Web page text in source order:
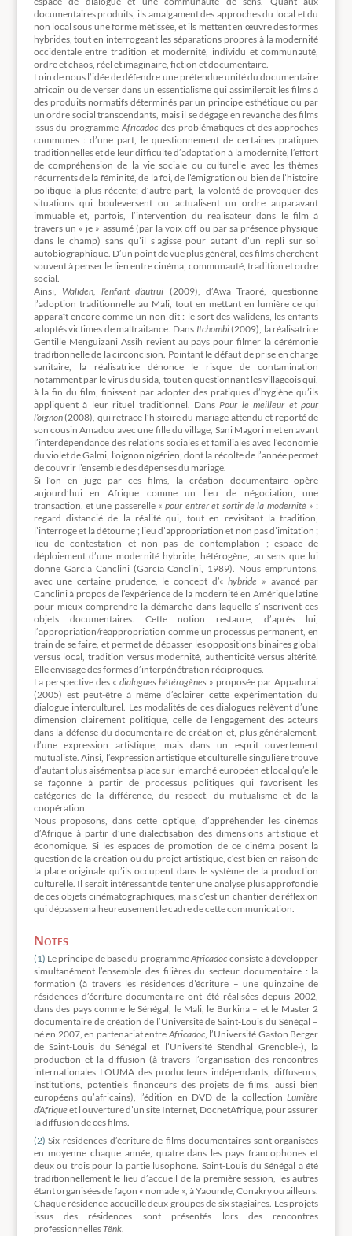
documentaires produits, ils amalgament des approches du local et du
non local sous une forme métissée, et ils mettent en œuvre des formes
hybrides, tout en interrogeant les séparations propres à la modernité
occidentale entre tradition et modernité, individu et communauté,
ordre et chaos, réel et imaginaire, fiction et documentaire.
Loin de nous l’idée de défendre une prétendue unité du documentaire
africain ou de verser dans un essentialisme qui assimilerait les films à
des produits normatifs déterminés par un principe esthétique ou par
un ordre social transcendants, mais il se dégage en revanche des films
issus du programmeAfricadoc des problématiques et des approches
communes : d’une part, le questionnement de certaines pratiques
traditionnelles et de leur difficulté d’adaptation à la modernité, l’effort
de compréhension de la vie sociale ou culturelle avec les thèmes
récurrents de la féminité, de la foi, de l’émigration ou bien de l’histoire
politique la plus récente; d’autre part, la volonté de provoquer des
situations qui bouleversent ou actualisent un ordre auparavant
immuable et, parfois, l’intervention du réalisateur dans le film à
travers un « je » assumé (par la voix off ou par sa présence physique
dans le champ) sans qu’il s’agisse pour autant d’un repli sur soi
autobiographique. D’un point de vue plus général, ces films cherchent
souvent à penser le lien entre cinéma, communauté, tradition et ordre
social.
Ainsi, Waliden, l’enfant d’autrui (2009), d’Awa Traoré, questionne
l’adoption traditionnelle au Mali, tout en mettant en lumière ce qui
apparaît encore comme un non-dit : le sort des walidens, les enfants
adoptés victimes de maltraitance. Dans Itchombi(2009), la réalisatrice
Gentille Menguizani Assih revient au pays pour filmer la cérémonie
traditionnelle de la circoncision. Pointant le défaut de prise en charge
sanitaire, la réalisatrice dénonce le risque de contamination
notamment par le virus du sida, tout en questionnant les villageois qui,
à la fin du film, finissent par adopter des pratiques d’hygiène qu’ils
appliquent à leur rituel traditionnel. DansPour le meilleur et pour
l’oignon(2008), qui retrace l’histoire du mariage attendu et reporté de
son cousin Amadou avec une fille du village, Sani Magori met en avant
l’interdépendance des relations sociales et familiales avec l’économie
du violet de Galmi, l’oignon nigérien, dont la récolte de l’année permet
de couvrir l’ensemble des dépenses du mariage.
Si l’on en juge par ces films, la création documentaire opère
aujourd’hui en Afrique comme un lieu de négociation, une
transaction, et une passerelle «pour entrer et sortir de la modernité » :
regard distancié de la réalité qui, tout en revisitant la tradition,
l’interroge et la détourne ; lieu d’appropriation et non pas d’imitation ;
lieu de contestation et non pas de contemplation ; espace de
déploiement d’une modernité hybride, hétérogène, au sens que lui
donne García Canclini (García Canclini, 1989). Nous empruntons,
avec une certaine prudence, le concept d’«hybride » avancé par
Canclini à propos de l’expérience de la modernité en Amérique latine
pour mieux comprendre la démarche dans laquelle s’inscrivent ces
objets documentaires. Cette notion restaure, d’après lui,
l’appropriation/réappropriation comme un processus permanent, en
train de se faire, et permet de dépasser les oppositions binaires global
versus local, tradition versus modernité, authenticité versus altérité.
Elle envisage des formes d’interpénétration réciproques.
La perspective des « dialogues hétérogènes » proposée par Appadurai
(2005) est peut-être à même d’éclairer cette expérimentation du
dialogue interculturel. Les modalités de ces dialogues relèvent d’une
dimension clairement politique, celle de l’engagement des acteurs
dans la défense du documentaire de création et, plus généralement,
d’une expression artistique, mais dans un esprit ouvertement
mutualiste. Ainsi, l’expression artistique et culturelle singulière trouve
d’autant plus aisément sa place sur le marché européen et local qu’elle
se façonne à partir de processus politiques qui favorisent les
catégories de la différence, du respect, du mutualisme et de la
coopération.
Nous proposons, dans cette optique, d’appréhender les cinémas
d’Afrique à partir d’une dialectisation des dimensions artistique et
économique. Si les espaces de promotion de ce cinéma posent la
question de la création ou du projet artistique, c’est bien en raison de
la place originale qu’ils occupent dans le système de la production
culturelle. Il serait intéressant de tenter une analyse plus approfondie
de ces objets cinématographiques, mais c’est un chantier de réflexion
qui dépasse malheureusement le cadre de cette communication.
Notes
(1) Le principe de base du programmeAfricadoc consiste à développer
simultanément l’ensemble des filières du secteur documentaire : la
formation (à travers les résidences d’écriture – une quinzaine de
résidences d’écriture documentaire ont été réalisées depuis 2002,
dans des pays comme le Sénégal, le Mali, le Burkina – et le Master 2
documentaire de création de l’Université de Saint-Louis du Sénégal –
né en 2007, en partenariat entre Africadoc, l’Université Gaston Berger
de Saint-Louis du Sénégal et l’Université Stendhal Grenoble-), la
production et la diffusion (à travers l’organisation des rencontres
internationales LOUMA des producteurs indépendants, diffuseurs,
institutions, potentiels financeurs des projets de films, aussi bien
européens qu’africains), l’édition en DVD de la collectionLumière
d’Afriqueet l’ouverture d’un site Internet, DocnetAfrique, pour assurer
la diffusion de ces films.
(2) Six résidences d’écriture de films documentaires sont organisées
en moyenne chaque année, quatre dans les pays francophones et
deux ou trois pour la partie lusophone. Saint-Louis du Sénégal a été
traditionnellement le lieu d’accueil de la première session, les autres
étant organisées de façon « nomade », à Yaounde, Conakry ou ailleurs.
Chaque résidence accueille deux groupes de six stagiaires. Les projets
issus des résidences sont présentés lors des rencontres
professionnellesTënk.